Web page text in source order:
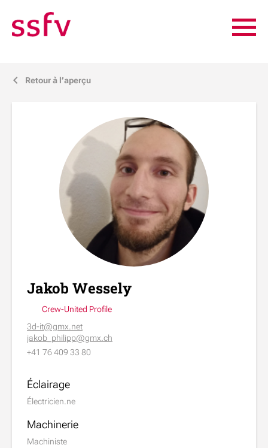
j Retour à l’aperçu
Jakob Wessely
Crew-United Profile
3d-it@gmx.net
jakob_philipp@gmx.ch
+41 76 409 33 80
Éclairage
Électricien.ne
Machinerie
Machiniste